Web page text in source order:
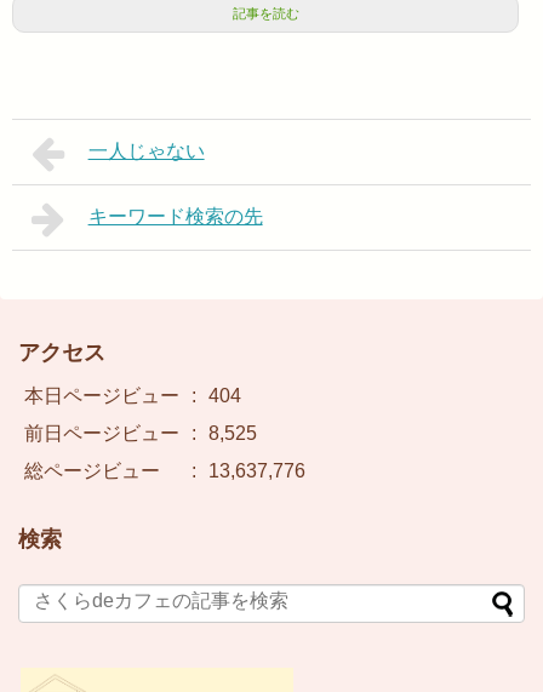
記事を読む
一人じゃない
キーワード検索の先
アクセス
本日ページビュー :
404
前日ページビュー
:
8,525
総ページビュー
: 13,637,776
検索